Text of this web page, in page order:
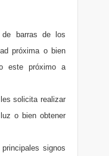
de barras de los
próxima o bien
este próximo a
solicita realizar
o bien obtener
signos